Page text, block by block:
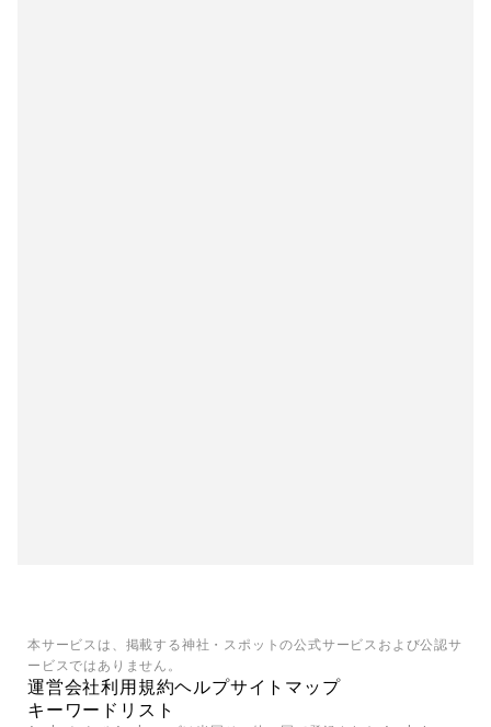
本サービスは、掲載する神社・スポットの公式サービスおよび公認サ
ービスではありません。
運営会社利用規約ヘルプサイトマップ
キーワードリスト